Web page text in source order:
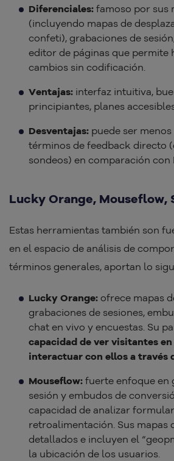
Diferenciales: famoso por sus
(incluyendo mapas de
confeti), grabaciones de
editor de páginas que permite
cambios sin codificación.
Ventajas: interfaz intuitiva,
principiantes, planes
Desventajas: puede ser
términos de feedback directo
sondeos) en comparación con
Lucky Orange, Mouseflow,
Estas herramientas también son
en el espacio de análisis de
términos generales, aportan lo
Lucky Orange: ofrece mapas
grabaciones de sesiones,
chat en vivo y encuestas. Su
capacidad de ver visitantes
interactuar con ellos a través
Mouseflow: fuerte enfoque en
sesión y embudos de
capacidad de analizar
retroalimentación. Sus mapas
detallados e incluyen el
la ubicación de los usuarios.